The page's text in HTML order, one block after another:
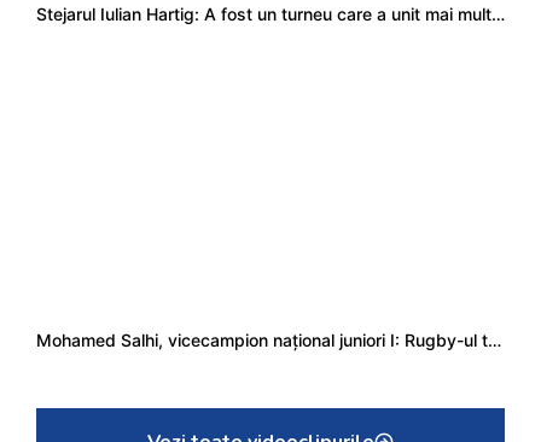
Stejarul Iulian Hartig: A fost un turneu care a unit mai mult echipa
Mohamed Salhi, vicecampion național juniori I: Rugby-ul te învață să accepți și înfrângerile